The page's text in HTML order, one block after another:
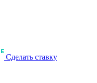
Сделать ставку